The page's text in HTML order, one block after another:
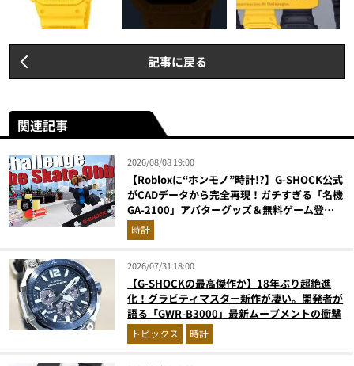
記事に戻る
関連記事
2026/08/08 19:00
【Robloxに“ホンモノ”時計!?】G-SHOCK公式
がCADデータから完全再現！ガチすぎる「名機
GA-2100」アバターグッズ＆無料ゲーム登場
が見逃せない
時計
2026/07/31 18:00
【G-SHOCKの最高傑作か】18年ぶり超絶進
化！グラビティマスター新作が凄い。開発者が
語る「GWR-B3000」最新ムーブメントの衝撃
トピックス 時計